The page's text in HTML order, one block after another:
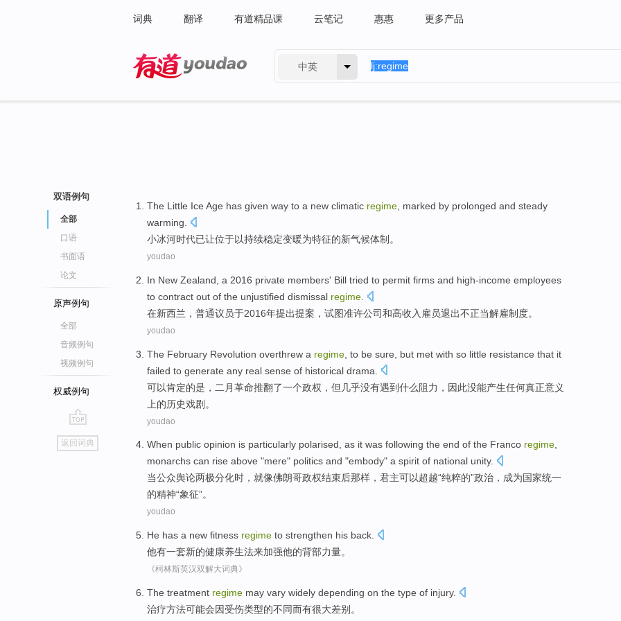
词典 翻译 有道精品课 云笔记 惠惠 更多产品
中英
双语例句
全部
口语
书面语
论文
原声例句
全部
音频例句
视频例句
权威例句
go
top
返回词典
The Little Ice Age has given way to a new climatic regime , marked by prolonged and steady
warming
小冰河时代已让位于以持续稳定变暖为特征的新气候体制 。
youdao
In New Zealand , a 2016 private members' Bill tried to permit firms and high-income employees
to contract out of the unjustified dismissal regime
在新西兰 ， 普通议员于2016年提出提案 ， 试图准许公司和高收入 雇员退出不正当解雇制度。
youdao
The February Revolution overthrew a regime , to be sure but met with so little resistance that it
failed to generate any real sense of historical drama
可以肯定的是， 二月革命推翻了一个政权 ， 但 几乎没有遇到什么阻力 ， 因此没能产生任何真正意义
上的历史戏剧。
youdao
When public opinion is particularly polarised, as it was following the end of the Franco regime,
monarchs can rise above "mere" politics and "embody" a spirit of national unity.
当公众舆论两极分化时， 就像佛朗哥政权结束后那样， 君主可以超越“纯粹的”政治 ，成为国家统一
的精神“象征”。
youdao
He has a new fitness regime to strengthen his back
他有一套新的健康养生法来加强他的背部力量。
《柯林斯英汉双解大词典》
The treatment regime may vary widely depending on the type of injury.
治疗方法可能会因受伤类型的不同而有很大差别。